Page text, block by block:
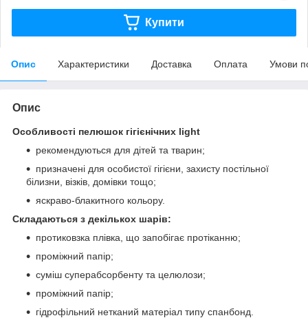
Купити
Опис Характеристики Доставка Оплата Умови
Опис
Особливості пелюшок гігієнічних light
рекомендуються для дітей та тварин;
призначені для особистої гігієни, захисту постільної
білизни, візків, домівки тощо;
яскраво-блакитного кольору.
Складаються з декількох шарів:
протиковзка плівка, що запобігає протіканню;
проміжний папір;
суміш суперабсорбенту та целюлози;
проміжний папір;
гідрофільний нетканий матеріал типу спанбонд.